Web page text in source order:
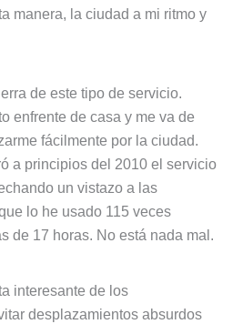
manera, la ciudad a mi ritmo y
de este tipo de servicio.
enfrente de casa y me va de
fácilmente por la ciudad.
a principios del 2010 el servicio
un vistazo a las
lo he usado 115 veces
de 17 horas. No está nada mal.
interesante de los
desplazamientos absurdos